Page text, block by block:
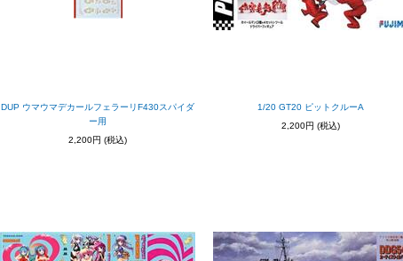
DUP ウマウマデカールフェラーリF430スパイダ
ー用
2,200円 (税込)
1/20 GT20 ピットクルーA
2,200円 (税込)